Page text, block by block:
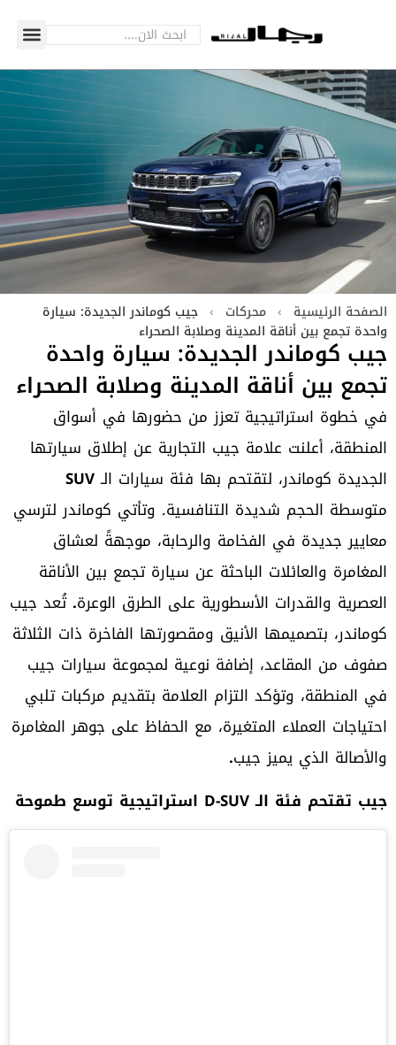
الصفحة الرئيسية › محركات › جيب كوماندر الجديدة: سيارة
واحدة تجمع بين أناقة المدينة وصلابة الصحراء
جيب كوماندر الجديدة: سيارة واحدة
تجمع بين أناقة المدينة وصلابة الصحراء
في خطوة استراتيجية تعزز من حضورها في أسواق
المنطقة، أعلنت علامة جيب التجارية عن إطلاق سيارتها
الجديدة كوماندر، لتقتحم بها فئة سيارات الـSUV
متوسطة الحجم شديدة التنافسية. وتأتي كوماندر لترسي
معايير جديدة في الفخامة والرحابة، موجهةً لعشاق
المغامرة والعائلات الباحثة عن سيارة تجمع بين الأناقة
العصرية والقدرات الأسطورية على الطرق الوعرة. تُعد جيب
كوماندر، بتصميمها الأنيق ومقصورتها الفاخرة ذات الثلاثة
صفوف من المقاعد، إضافة نوعية لمجموعة سيارات جيب
في المنطقة، وتؤكد التزام العلامة بتقديم مركبات تلبي
احتياجات العملاء المتغيرة، مع الحفاظ على جوهر المغامرة
والأصالة الذي يميز جيب.
جيب تقتحم فئة الـ D-SUV استراتيجية توسع طموحة